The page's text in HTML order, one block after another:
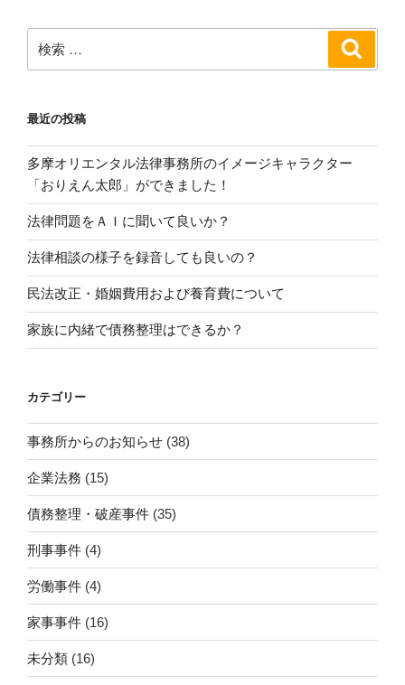
ン
索:
最近の投稿
多摩オリエンタル法律事務所のイメージキャラクター
「おりえん太郎」ができました！
法律問題をＡＩに聞いて良いか？
法律相談の様子を録音しても良いの？
民法改正・婚姻費用および養育費について
家族に内緒で債務整理はできるか？
カテゴリー
事務所からのお知らせ (38)
企業法務 (15)
債務整理・破産事件 (35)
刑事事件 (4)
労働事件 (4)
家事事件 (16)
未分類 (16)